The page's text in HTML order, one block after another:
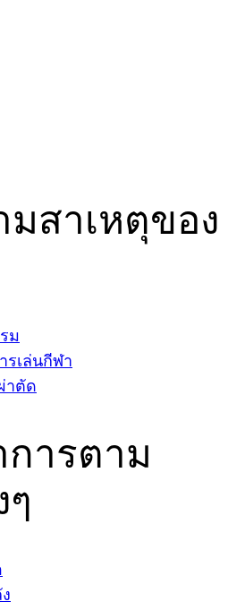
สาเหตุของ
ม
รเล่นกีฬา
าตัด
ารตาม